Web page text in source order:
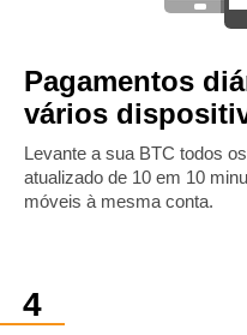
Pagamentos
vários
Levante a sua BTC todos
atualizado de 10 em 10
móveis à mesma conta.